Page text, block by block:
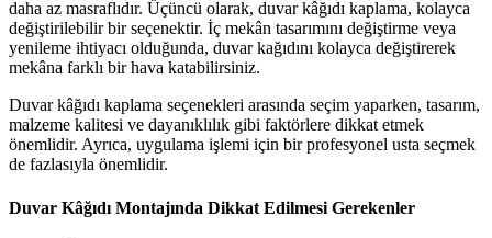
daha az masraflıdır. Üçüncü olarak, duvar kâğıdı kaplama, kolayca
değiştirilebilir bir seçenektir. İç mekân tasarımını değiştirme veya
yenileme ihtiyacı olduğunda, duvar kağıdını kolayca değiştirerek
mekâna farklı bir hava katabilirsiniz.
Duvar kâğıdı kaplama seçenekleri arasında seçim yaparken, tasarım,
malzeme kalitesi ve dayanıklılık gibi faktörlere dikkat etmek
önemlidir. Ayrıca, uygulama işlemi için bir profesyonel usta seçmek
de fazlasıyla önemlidir.
Duvar Kâğıdı Montajında Dikkat Edilmesi Gerekenler